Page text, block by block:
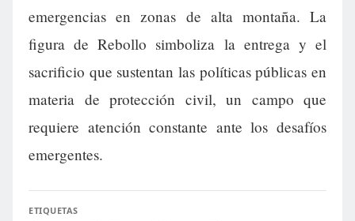
emergencias en zonas de alta montaña. La
figura de Rebollo simboliza la entrega y el
sacrificio que sustentan las políticas públicas en
materia de protección civil, un campo que
requiere atención constante ante los desafíos
emergentes.
ETIQUETAS